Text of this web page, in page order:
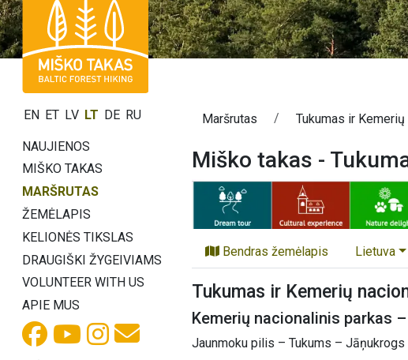
EN ET LV LT DE RU
NAUJIENOS
MIŠKO TAKAS
MARŠRUTAS
ŽEMĖLAPIS
KELIONĖS TIKSLAS
DRAUGIŠKI ŽYGEIVIAMS
VOLUNTEER WITH US
APIE MUS
Maršrutas Tukumas ir Kemerių
Miško takas -
Bendras žemėlapis Lietuva
Tukumas ir Kemerių
Kemerių nacionalinis parkas
Jaunmoku pilis – Tukums –